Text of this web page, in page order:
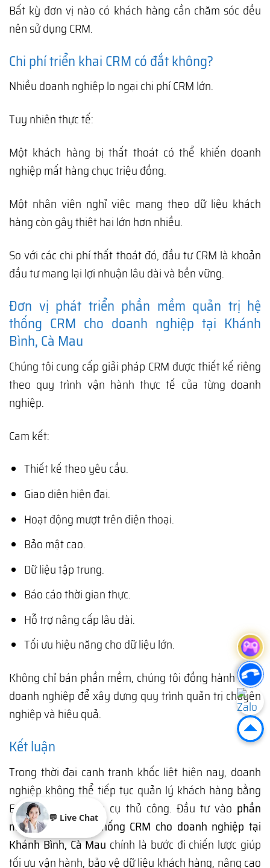
Bất kỳ đơn vị nào có khách hàng cần chăm sóc đều
nên sử dụng CRM.
Chi phí triển khai CRM có đắt không?
Nhiều doanh nghiệp lo ngại chi phí CRM lớn.
Tuy nhiên thực tế:
Một khách hàng bị thất thoát có thể khiến doanh
nghiệp mất hàng chục triệu đồng.
Một nhân viên nghỉ việc mang theo dữ liệu khách
hàng còn gây thiệt hại lớn hơn nhiều.
So với các chi phí thất thoát đó, đầu tư CRM là khoản
đầu tư mang lại lợi nhuận lâu dài và bền vững.
Đơn vị phát triển phần mềm quản trị hệ
thống CRM cho doanh nghiệp tại Khánh
Bình, Cà Mau
Chúng tôi cung cấp giải pháp CRM được thiết kế riêng
theo quy trình vận hành thực tế của từng doanh
nghiệp.
Cam kết:
Thiết kế theo yêu cầu.
Giao diện hiện đại.
Hoạt động mượt trên điện thoại.
Bảo mật cao.
Dữ liệu tập trung.
Báo cáo thời gian thực.
Hỗ trợ nâng cấp lâu dài.
Tối ưu hiệu năng cho dữ liệu lớn.
Không chỉ bán phần mềm, chúng tôi đồng hành cùng
doanh nghiệp để xây dựng quy trình quản trị chuyên
nghiệp và hiệu quả.
Kết luận
Trong thời đại cạnh tranh khốc liệt hiện nay, doanh
nghiệp không thể tiếp tục quản lý khách hàng bằng
Excel hay các công cụ thủ công. Đầu tư vào phần
mềm quản trị hệ thống CRM cho doanh nghiệp tại
Khánh Bình, Cà Mau chính là bước đi chiến lược giúp
tối ưu vận hành, bảo vệ dữ liệu khách hàng, nâng cao
💬 Live Chat